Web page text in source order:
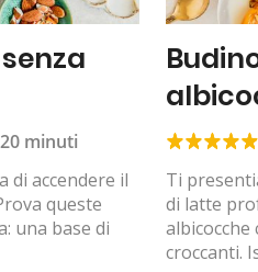
20 minuti
di accendere il
queste
una base di
Ti
di latte
albicocche
croccanti.